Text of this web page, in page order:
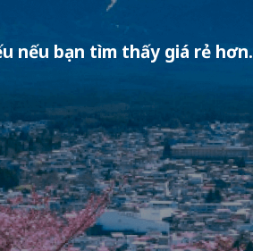
nếu bạn tìm thấy giá rẻ hơn.